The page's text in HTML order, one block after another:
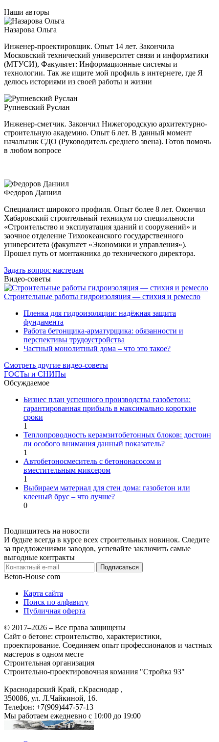
Наши авторы
Назарова Ольга
Инженер-проектировщик. Опыт 14 лет. Закончила
Московский технический университет связи и информатики
(МТУСИ), Факультет: Информационные системы и
технологии. Так же ищите мой профиль в интернете, где Я
делюсь историями из своей работы и жизни
Рупневский Руслан
Инженер-сметчик. Закончил Нижегородскую архитектурно-
строительную академию. Опыт 6 лет. В данный момент
начальник СДО (Руководитель среднего звена). Готов помочь
в любом вопросе
Федоров Даниил
Специалист широкого профиля. Опыт более 8 лет. Окончил
Хабаровский строительный техникум по специальности
«Строительство и эксплуатация зданий и сооружений» и
заочное отделение Тихоокеанского государственного
университета (факультет «Экономики и управления»).
Прошел путь от монтажника до технического директора.
Задать вопрос мастерам
Видео-советы
Строительные работы гидроизоляция — стихия и ремесло
Пленка для гидроизоляции: надёжная защита
фундамента
Работа бетонщика-арматурщика: обязанности и
перспективы трудоустройства
Частный монолитный дома – что это такое?
Смотреть другие видео-советы
ГОСТы и СНИПы
Обсуждаемое
Бизнес план успешного производства газобетона:
гарантированная прибыль в максимально короткие
сроки
1
Теплопроводность керамзитобетонных блоков: достоин
ли особого внимания данный показатель?
1
Автобетоносмеситель с бетононасосом и
вместительным миксером
1
Выбираем материал для стен дома: газобетон или
клееный брус – что лучше?
0
Подпишитесь на новости
И будьте всегда в курсе всех строительных новинок. Следите
за предложениями заводов, успевайте заключить самые
выгодные контракты
Подписаться
Beton-House com
Карта сайта
Поиск по алфавиту
Публичная оферта
© 2017–2026 – Все права защищены
Сайт о бетоне: строительство, характеристики,
проектирование. Соединяем опыт профессионалов и частных
мастеров в одном месте
Строительная организация
Строительно-проектировочная комания "Стройка 93"
Краснодарский Край, г.Краснодар ,
350086, ул. Л.Чайкиной, 16.
Телефон: +7(909)447-57-13
Мы работаем ежедневно с 10:00 до 19:00